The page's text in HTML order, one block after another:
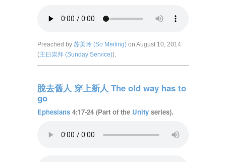
Preached by 苏美玲 (So Meiling) on August 10, 2014
(主日崇拜 (Sunday Service)).
脫去舊人 穿上新人 The old way has to
go
Ephesians 4:17-24 (Part of the Unity series).